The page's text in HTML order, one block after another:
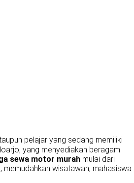
pelajar yang sedang memiliki
yang menyediakan beragam
sewa motor murah mulai dari
memudahkan wisatawan, mahasiswa